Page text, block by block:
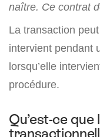
naître. Ce contrat
La transaction
intervient pendant
lorsqu’elle
procédure.
Qu’est-ce